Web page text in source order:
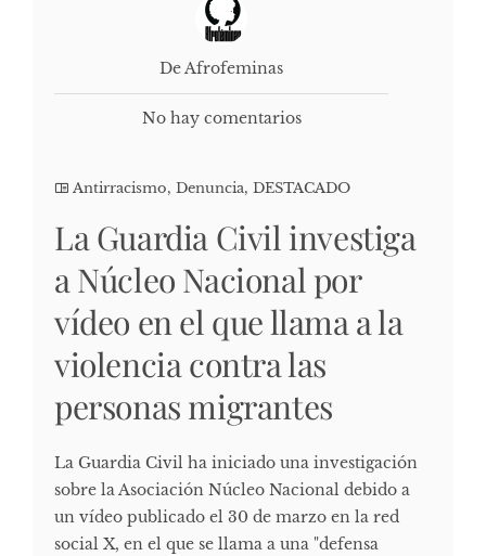
De Afrofeminas
No hay comentarios
Antirracismo, Denuncia, DESTACADO
La Guardia Civil investiga
a Núcleo Nacional por
vídeo en el que llama a la
violencia contra las
personas migrantes
La Guardia Civil ha iniciado una investigación
sobre la Asociación Núcleo Nacional debido a
un vídeo publicado el 30 de marzo en la red
social X, en el que se llama a una "defensa